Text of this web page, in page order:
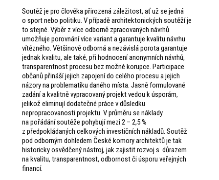
Soutěž je pro člověka přirozená záležitost, ať už se jedná
o sport nebo politiku. V případě architektonických soutěží je
to stejné. Výběr z více odborně zpracovaných návrhů
umožňuje porovnání více variant a garantuje kvalitu návrhu
vítězného. Většinově odborná a nezávislá porota garantuje
jednak kvalitu, ale také, při hodnocení anonymních návrhů,
transparentnost procesu bez možné korupce. Participace
občanů přináší jejich zapojení do celého procesu a jejich
názory na problematiku daného místa. Jasně formulované
zadání a kvalitně vypracovaný projekt vedou k úsporám,
jelikož eliminují dodatečné práce v důsledku
nepropracovanosti projektu. V průměru se náklady
na pořádání soutěže pohybují mezi 2 – 2,5 %
z předpokládaných celkových investičních nákladů. Soutěž
pod odborným dohledem České komory architektů je tak
historicky osvědčený nástroj, jak zajistit rozvoj s důrazem
na kvalitu, transparentnost, odbornost či úsporu veřejných
financí.